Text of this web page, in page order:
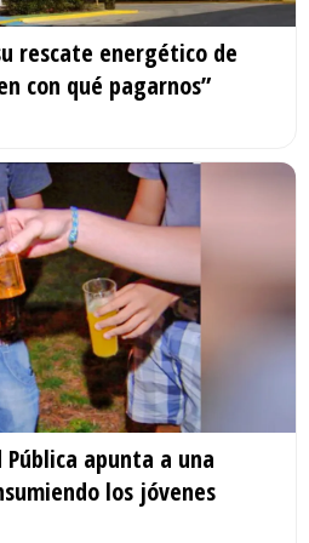
rescate energético de
con qué pagarnos”
apunta a una
los jóvenes